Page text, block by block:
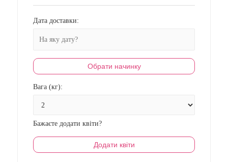
Дата доставки:
Обрати начинку
Вага (кг):
Бажаєте додати квіти?
Додати квіти